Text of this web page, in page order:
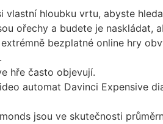
hloubku vrtu, abyste
ořechy a budete je naskládat,
bezplatné online hry
hře často objevují.
automat Davinci Expensive
jsou ve skutečnosti